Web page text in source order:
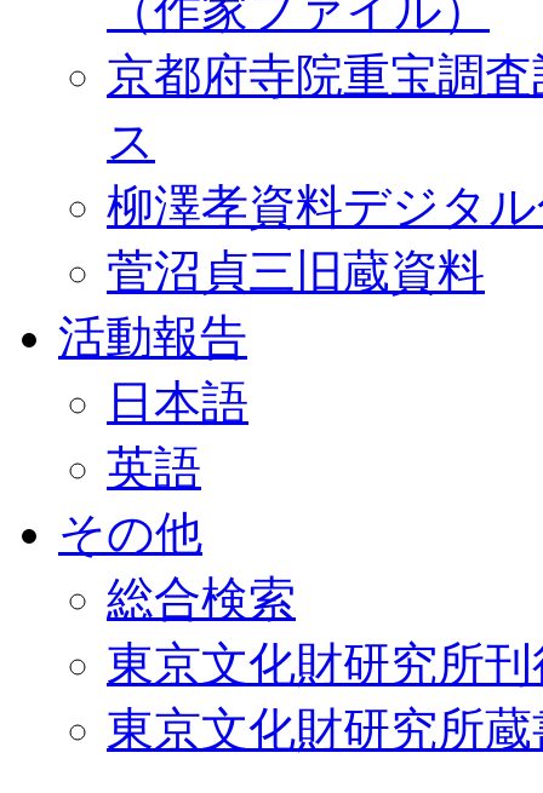
京都府寺院重宝調
ス
柳澤孝資料デジタ
菅沼貞三旧蔵資料
活動報告
日本語
英語
その他
総合検索
東京文化財研究所
東京文化財研究所